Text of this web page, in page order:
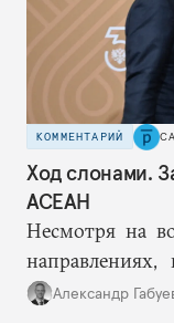
КОММЕНТАРИЙ
Ход слонами.
АСЕАН
Несмотря на
АСЕАН вряд ли
Александр